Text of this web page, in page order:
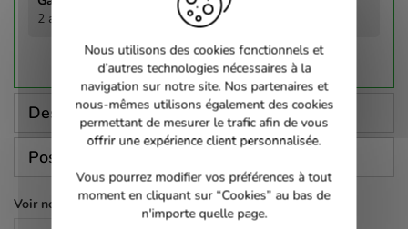
2 ans
Description
Poser une question
Voir nos autres pages :
Nous utilisons des cookies fonctionnels et
d’autres technologies nécessaires à la
navigation sur notre site. Nos partenaires et
nous-mêmes utilisons également des cookies
permettant de mesurer le trafic afin de vous
offrir une expérience client personnalisée.
Vous pourrez modifier vos préférences à tout
moment en cliquant sur “Cookies” au bas de
n'importe quelle page.